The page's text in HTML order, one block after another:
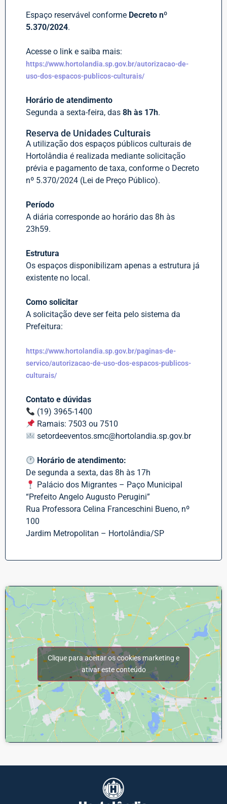
Espaço reservável conforme Decreto nº
5.370/2024.
Acesse o link e saiba mais:
https://www.hortolandia.sp.gov.br/autorizacao-de-
uso-dos-espacos-publicos-culturais/
Horário de atendimento
Segunda a sexta-feira, das 8h às 17h.
Reserva de Unidades Culturais
A utilização dos espaços públicos culturais de
Hortolândia é realizada mediante solicitação
prévia e pagamento de taxa, conforme o Decreto
nº 5.370/2024 (Lei de Preço Público).
Período
A diária corresponde ao horário das 8h às
23h59.
Estrutura
Os espaços disponibilizam apenas a estrutura já
existente no local.
Como solicitar
A solicitação deve ser feita pelo sistema da
Prefeitura:
https://www.hortolandia.sp.gov.br/paginas-de-
servico/autorizacao-de-uso-dos-espacos-publicos-
culturais/
Contato e dúvidas
(19) 3965-1400
Ramais: 7503 ou 7510
setordeeventos.smc@hortolandia.sp.gov.br
Horário de atendimento:
De segunda a sexta, das 8h às 17h
Palácio dos Migrantes – Paço Municipal
“Prefeito Angelo Augusto Perugini”
Rua Professora Celina Franceschini Bueno, nº
100
Jardim Metropolitan – Hortolândia/SP
Clique para aceitar os cookies marketing e
ativar este conteúdo